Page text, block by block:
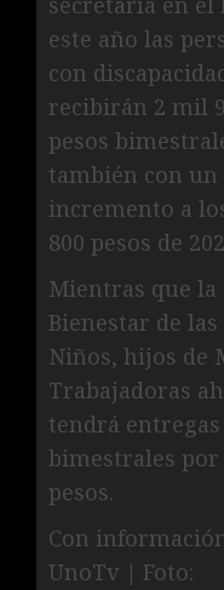
este año las
con
recibirán 2 mil
pesos
también con un
incremento a
800 pesos de
Mientras que la
Bienestar de
Niños, hijos de
Trabajadoras
tendrá entregas
bimestrales por
pesos.
Con
UnoTv | Foto: